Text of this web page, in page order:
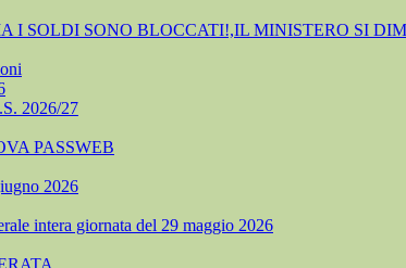
I SOLDI SONO BLOCCATI!,IL MINISTERO SI
2026/27
PASSWEB
2026
intera giornata del 29 maggio 2026